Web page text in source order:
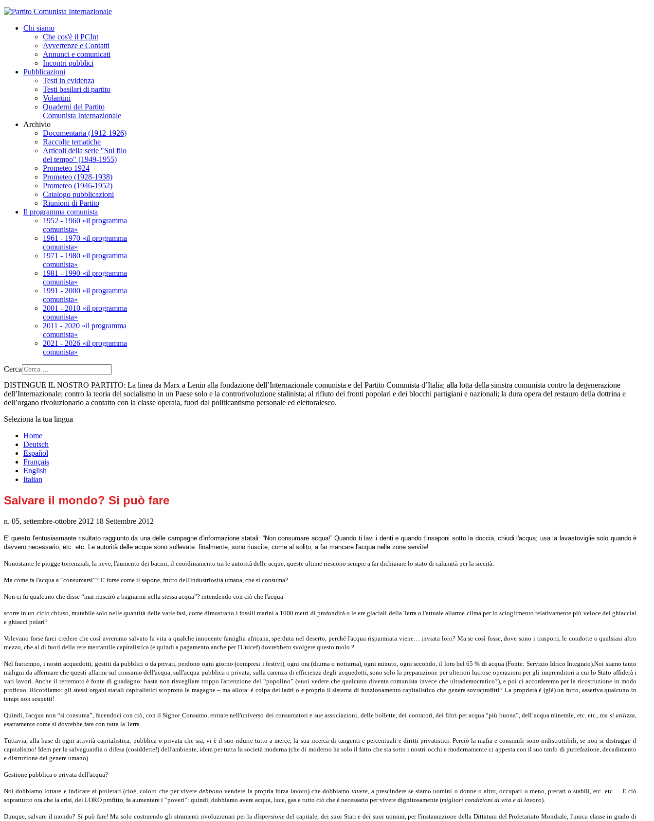
Chi siamo
Che cos'è il PCInt
Avvertenze e Contatti
Annunci e comunicati
Incontri pubblici
Pubblicazioni
Testi in evidenza
Testi basilari di partito
Volantini
Quaderni del Partito
Comunista Internazionale
Archivio
Documentaria (1912-1926)
Raccolte tematiche
Articoli della serie "Sul filo
del tempo" (1949-1955)
Prometeo 1924
Prometeo (1928-1938)
Prometeo (1946-1952)
Catalogo pubblicazioni
Riunioni di Partito
Il programma comunista
1952 - 1960 «il programma
comunista»
1961 - 1970 «il programma
comunista»
1971 - 1980 «il programma
comunista»
1981 - 1990 «il programma
comunista»
1991 - 2000 «il programma
comunista»
2001 - 2010 «il programma
comunista»
2011 - 2020 «il programma
comunista»
2021 - 2026 «il programma
comunista»
Cerca
DISTINGUE IL NOSTRO PARTITO: La linea da Marx a Lenin alla fondazione dell’Internazionale comunista e del Partito Comunista d’Italia; alla lotta della sinistra comunista contro la degenerazione
dell’Internazionale; contro la teoria del socialismo in un Paese solo e la controrivoluzione stalinista; al rifiuto dei fronti popolari e dei blocchi partigiani e nazionali; la dura opera del restauro della dottrina e
dell’organo rivoluzionario a contatto con la classe operaia, fuori dal politicantismo personale ed elettoralesco.
Seleziona la tua lingua
Home
Deutsch
Español
Français
English
Italian
Salvare il mondo? Si può fare
n. 05, settembre-ottobre 2012 18 Settembre 2012
E' questo l'entusiasmante risultato raggiunto da una delle campagne d'informazione statali: “Non consumare acqua!” Quando ti lavi i denti e quando t'insaponi sotto la doccia, chiudi l'acqua; usa la lavastoviglie solo quando è
davvero necessario, etc. etc. Le autorità delle acque sono sollevate: finalmente, sono riuscite, come al solito, a far mancare l'acqua nelle zone servite!
Nonostante le piogge torrenziali, la neve, l'aumento dei bacini, il coordinamento tra le autorità delle acque, queste ultime riescono sempre a far dichiarare lo stato di calamità per la siccità.
Ma come fa l'acqua a “consumarsi”? E' forse come il sapone, frutto dell'industriosità umana, che si consuma?
Non ci fu qualcuno che disse “mai riuscirò a bagnarmi nella stessa acqua”? intendendo con ciò che l'acqua
scorre in un ciclo chiuso, mutabile solo nelle quantità delle varie fasi, come dimostrano i fossili marini a 1000 metri di profondità o le ere glaciali della Terra o l'attuale allarme clima per lo scioglimento relativamente più veloce dei ghiacciai
e ghiacci polari?
Volevano forse farci credere che così avremmo salvato la vita a qualche innocente famiglia africana, sperduta nel deserto, perché l'acqua risparmiata viene… inviata loro? Ma se così fosse, dove sono i trasporti, le condotte o qualsiasi altro
mezzo, che al di fuori della rete mercantile capitalistica (e quindi a pagamento anche per l'Unicef) dovrebbero svolgere questo ruolo ?
Nel frattempo, i nostri acquedotti, gestiti da pubblici o da privati, perdono ogni giorno (compresi i festivi), ogni ora (diurna o notturna), ogni minuto, ogni secondo, il loro bel 65 % di acqua (Fonte: Servizio Idrico Integrato).Noi siamo tanto
maligni da affermare che questi allarmi sul consumo dell'acqua, sull'acqua pubblica o privata, sulla carenza di efficienza degli acquedotti, sono solo la preparazione per ulteriori lucrose operazioni per gli imprenditori a cui lo Stato affiderà i
vari lavori. Anche il terremoto è fonte di guadagno: basta non risvegliare troppo l'attenzione del “popolino” (vuoi vedere che qualcuno diventa comunista invece che ultrademocratico?), e poi ci accorderemo per la ricostruzione in modo
proficuo. Ricordiamo: gli stessi organi statali capitalistici scoprono le magagne – ma allora: è colpa dei ladri o è proprio il sistema di funzionamento capitalistico che genera sovraprofitti? La proprietà è (già) un furto, asseriva qualcuno in
tempi non sospetti!
Quindi, l'acqua non “si consuma”, facendoci con ciò, con il Signor Consumo, entrare nell'universo dei consumatori e sue associazioni, delle bollette, dei contatori, dei filtri per acqua “più buona”, dell’acqua minerale, etc. etc., ma si utilizza,
esattamente come si dovrebbe fare con tutta la Terra.
Tuttavia, alla base di ogni attività capitalistica, pubblica o privata che sia, vi è il suo ridurre tutto a merce, la sua ricerca di tangenti e percentuali e diritti privatistici. Perciò la mafia e consimili sono indistruttibili, se non si distrugge il
capitalismo! Idem per la salvaguardia o difesa (cosiddette!) dell'ambiente, idem per tutta la società moderna (che di moderno ha solo il fatto che sta sotto i nostri occhi e modernamente ci appesta con il suo tanfo di putrefazione, decadimento
e distruzione del genere umano).
Gestione pubblica o privata dell'acqua?
Noi dobbiamo lottare e indicare ai proletari (cioè, coloro che per viveredebbono vendere la propria forza lavoro) che dobbiamo vivere, a prescindere se siamo uomini o donne o altro, occupati o meno, precari o stabili, etc. etc…. E ciò
soprattutto ora che la crisi, del LORO profitto, fa aumentare i “poveri”: quindi, dobbiamo avere acqua, luce, gas e tutto ciò che è necessario per vivere dignitosamente (migliori condizioni di vita e di lavoro).
Dunque, salvare il mondo? Si può fare! Ma solo costruendo gli strumenti rivoluzionari per la dispersionedel capitale, dei suoi Stati e dei suoi uomini, per l'instaurazione della Dittatura del Proletariato Mondiale, l'unica classe in grado di